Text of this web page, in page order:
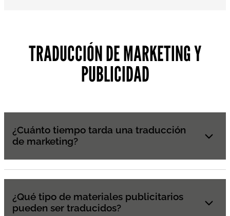
TRADUCCIÓN DE MARKETING Y
PUBLICIDAD
¿Cuánto tiempo tarda una traducción
de marketing?
¿Qué tipo de materiales publicitarios
pueden ser traducidos?